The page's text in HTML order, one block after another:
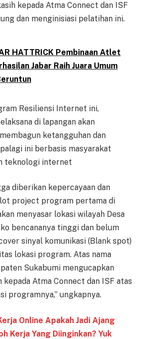
kepada Atma Connect dan ISF
dan menginisiasi pelatihan ini.
HATTRICK Pembinaan Atlet
Jabar Raih Juara Umum
Resiliensi Internet ini,
di lapangan akan
ketangguhan dan
ini berbasis masyarakat
teknologi internet
diberikan kepercayaan dan
project program pertama di
menyasar lokasi wilayah Desa
bencananya tinggi dan belum
sinyal komunikasi (Blank spot)
lokasi program. Atas nama
Sukabumi mengucapkan
kepada Atma Connect dan ISF atas
programnya,” ungkapnya.
Online Apakah Jadi Ajang
Kerja Yang Diinginkan? Yuk